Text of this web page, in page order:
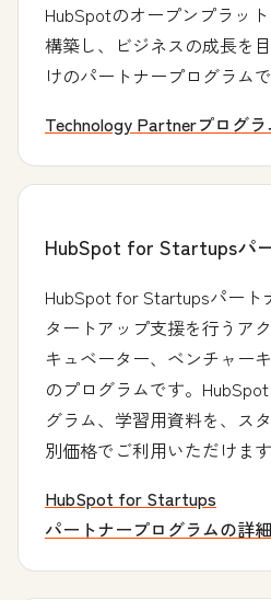
HubSpotのオープンプラッ
構築し、ビジネスの成長を
けのパートナープログラムで
Technology Partnerプログ
HubSpot for Startupsパ
HubSpot for Startupsパート
タートアップ支援を行うア
キュベーター、ベンチャー
のプログラムです。
グラム、学習用資料を、ス
別価格でご利用いただけます
HubSpot for Startups
パートナープログラムの詳